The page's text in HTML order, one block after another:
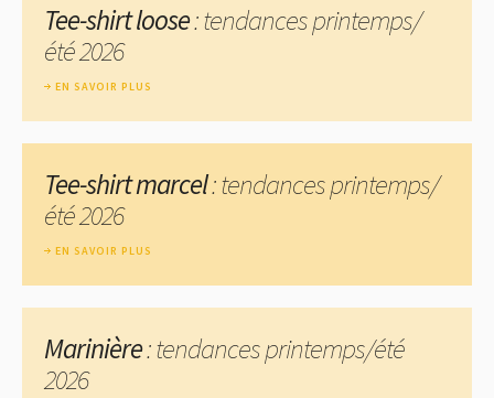
Tee-shirt loose: tendances printemps/
été 2026
EN SAVOIR PLUS
Tee-shirt marcel: tendances printemps/
été 2026
EN SAVOIR PLUS
Marinière: tendances printemps/été
2026